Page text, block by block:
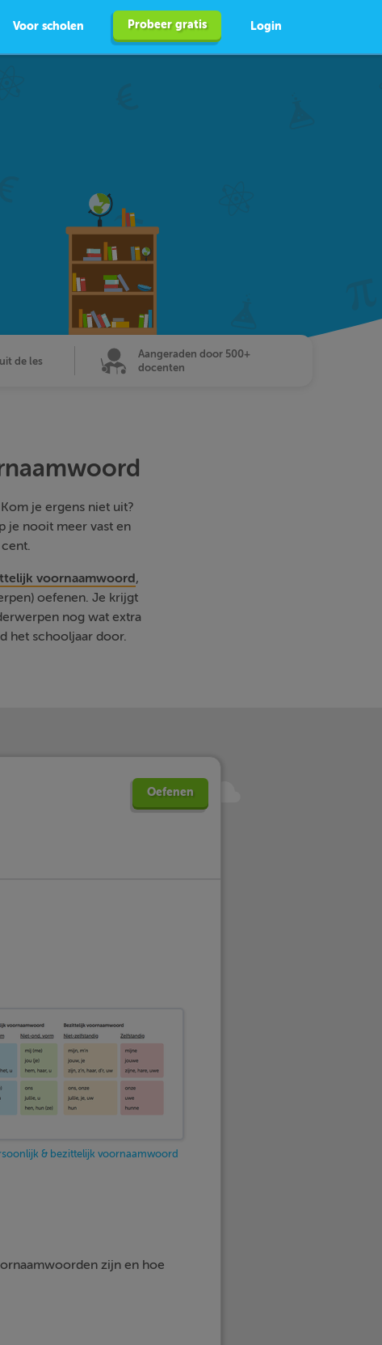
Voor scholen Probeer gratis Login
de les
Aangeraden door 500+
docenten
je ergens niet uit?
je nooit meer vast en
voornaamwoord,
oefenen. Je krijgt
nog wat extra
het schooljaar door.
Oefenen
& bezittelijk voornaamwoord
zijn en hoe